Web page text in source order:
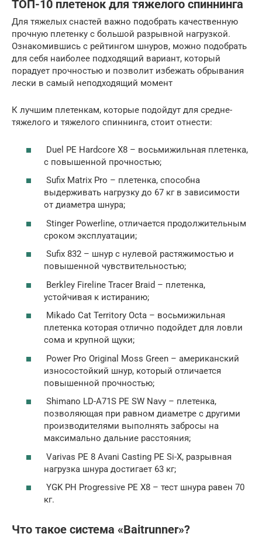
ТОП-10 плетенок для тяжелого спиннинга
Для тяжелых снастей важно подобрать качественную
прочную плетенку с большой разрывной нагрузкой.
Ознакомившись с рейтингом шнуров, можно подобрать
для себя наиболее подходящий вариант, который
порадует прочностью и позволит избежать обрывания
лески в самый неподходящий момент
К лучшим плетенкам, которые подойдут для средне-
тяжелого и тяжелого спиннинга, стоит отнести:
Duel PE Hardcore X8 – восьмижильная плетенка,
с повышенной прочностью;
Sufix Matrix Pro – плетенка, способна
выдерживать нагрузку до 67 кг в зависимости
от диаметра шнура;
Stinger Powerline, отличается продолжительным
сроком эксплуатации;
Sufix 832 – шнур с нулевой растяжимостью и
повышенной чувствительностью;
Berkley Fireline Tracer Braid – плетенка,
устойчивая к истиранию;
Mikado Cat Territory Octa – восьмижильная
плетенка которая отлично подойдет для ловли
сома и крупной щуки;
Power Pro Original Moss Green – американский
износостойкий шнур, который отличается
повышенной прочностью;
Shimano LD-A71S PE SW Navy – плетенка,
позволяющая при равном диаметре с другими
производителями выполнять забросы на
максимально дальние расстояния;
Varivas PE 8 Avani Casting PE Si-X, разрывная
нагрузка шнура достигает 63 кг;
YGK PH Progressive PE X8 – тест шнура равен 70
кг.
Что такое система «Baitrunner»?